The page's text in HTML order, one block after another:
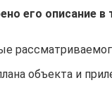
его описание
объекта и